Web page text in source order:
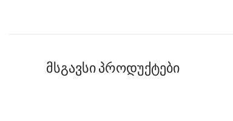
მსგავსი პროდუქტები